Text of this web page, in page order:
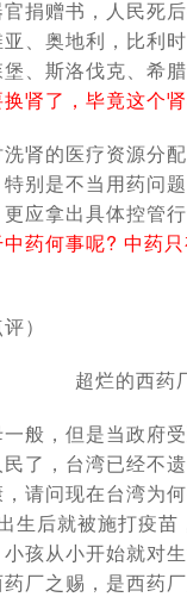
捐赠书，人民死
、奥地利，比利
、斯洛伐克、希
肾了，毕竟这个肾
肾的医疗资源分
别是不当用药问
应拿出具体控管
药何事呢? 中药
）
超烂的西药
般，但是当政府
了，台湾已经不
请问现在台湾为
生后就被施打疫
孩从小开始就对
厂之赐，是西药